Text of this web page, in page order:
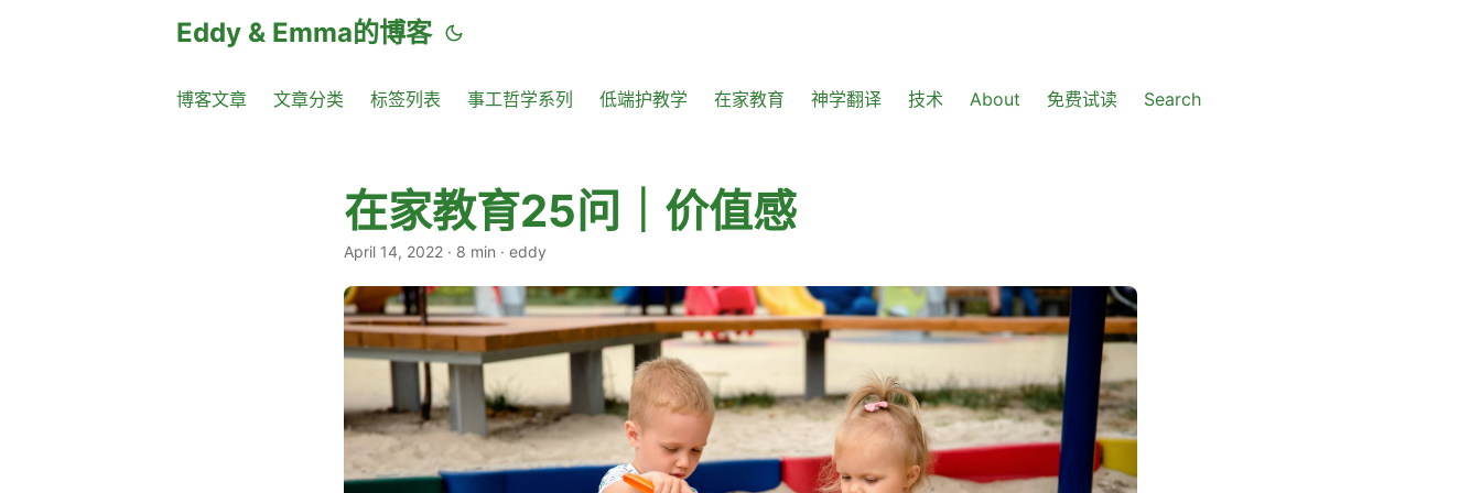
Eddy & Emma的博客
博客文章 文章分类 标签列表 事工哲学系列 低端护教学 在家教育 神学翻译 技术 About 免费试读 Search
在家教育25问｜价值感
April 14, 2022 · 8 min · eddy